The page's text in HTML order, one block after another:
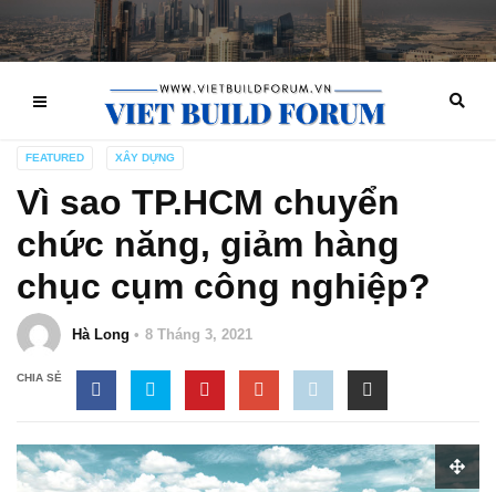
FEATURED XÂY DỰNG
Vì sao TP.HCM chuyển
chức năng, giảm hàng
chục cụm công nghiệp?
Hà Long 8 Tháng 3, 2021
CHIA SẺ